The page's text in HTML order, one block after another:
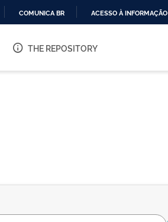
O
COMUNICA BR ACESSO À INFORMAÇÃO
THE REPOSITORY